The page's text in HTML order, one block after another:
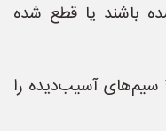
یا قطع شده
آسیب‌دیده را